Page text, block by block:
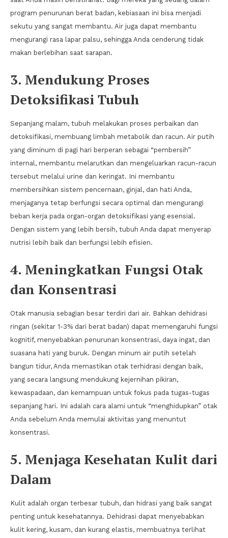
program penurunan berat badan, kebiasaan ini bisa menjadi
sekutu yang sangat membantu. Air juga dapat membantu
mengurangi rasa lapar palsu, sehingga Anda cenderung tidak
makan berlebihan saat sarapan.
3. Mendukung Proses
Detoksifikasi Tubuh
Sepanjang malam, tubuh melakukan proses perbaikan dan
detoksifikasi, membuang limbah metabolik dan racun. Air putih
yang diminum di pagi hari berperan sebagai “pembersih”
internal, membantu melarutkan dan mengeluarkan racun-racun
tersebut melalui urine dan keringat. Ini membantu
membersihkan sistem pencernaan, ginjal, dan hati Anda,
menjaganya tetap berfungsi secara optimal dan mengurangi
beban kerja pada organ-organ detoksifikasi yang esensial.
Dengan sistem yang lebih bersih, tubuh Anda dapat menyerap
nutrisi lebih baik dan berfungsi lebih efisien.
4. Meningkatkan Fungsi Otak
dan Konsentrasi
Otak manusia sebagian besar terdiri dari air. Bahkan dehidrasi
ringan (sekitar 1-3% dari berat badan) dapat memengaruhi fungsi
kognitif, menyebabkan penurunan konsentrasi, daya ingat, dan
suasana hati yang buruk. Dengan minum air putih setelah
bangun tidur, Anda memastikan otak terhidrasi dengan baik,
yang secara langsung mendukung kejernihan pikiran,
kewaspadaan, dan kemampuan untuk fokus pada tugas-tugas
sepanjang hari. Ini adalah cara alami untuk “menghidupkan” otak
Anda sebelum Anda memulai aktivitas yang menuntut
konsentrasi.
5. Menjaga Kesehatan Kulit dari
Dalam
Kulit adalah organ terbesar tubuh, dan hidrasi yang baik sangat
penting untuk kesehatannya. Dehidrasi dapat menyebabkan
kulit kering, kusam, dan kurang elastis, membuatnya terlihat